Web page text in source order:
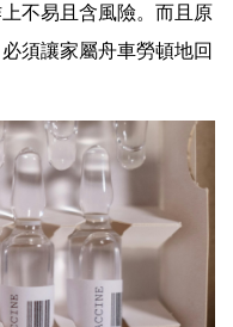
不易且含風險。而且原
須讓家屬舟車勞頓地回